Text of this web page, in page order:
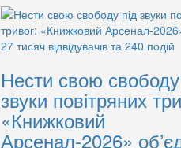
Нести свою свободу
звуки повітряних
«Книжковий
Арсенал-2026»